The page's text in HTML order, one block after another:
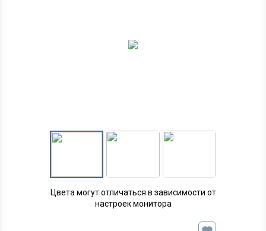
Цвета могут отличаться в зависимости от
настроек монитора